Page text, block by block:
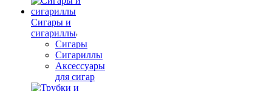
Сигары и
сигариллы
Сигары
Сигариллы
Аксессуары
для сигар